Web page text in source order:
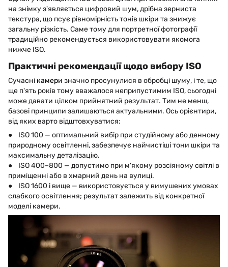
на знімку з'являється цифровий шум, дрібна зерниста
текстура, що псує рівномірність тонів шкіри та знижує
загальну різкість. Саме тому для портретної фотографії
традиційно рекомендується використовувати якомога
нижче ISO.
Практичні рекомендації щодо вибору ISO
Сучасні камери значно просунулися в обробці шуму, і те, що
ще п'ять років тому вважалося неприпустимим ISO, сьогодні
може давати цілком прийнятний результат. Тим не менш,
базові принципи залишаються актуальними. Ось орієнтири,
від яких варто відштовхуватися:
● ISO 100 — оптимальний вибір при студійному або денному
природному освітленні, забезпечує найчистіші тони шкіри та
максимальну деталізацію.
● ISO 400–800 — допустимо при м'якому розсіяному світлі в
приміщенні або в хмарний день на вулиці.
● ISO 1600 і вище — використовується у вимушених умовах
слабкого освітлення; результат залежить від конкретної
моделі камери.